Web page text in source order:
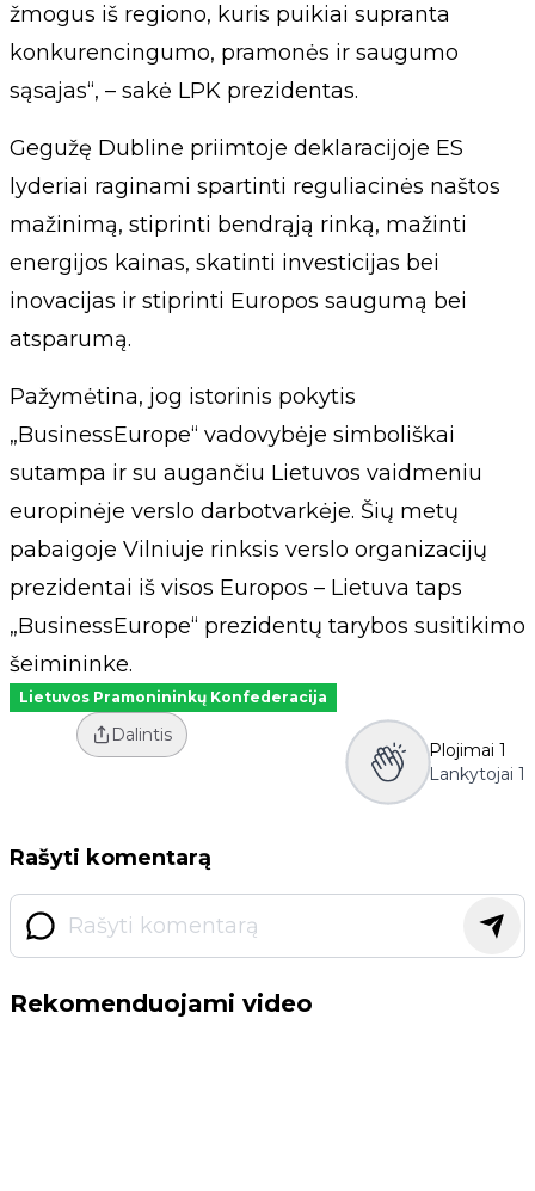
žmogus iš regiono, kuris puikiai supranta
konkurencingumo, pramonės ir saugumo
sąsajas“, – sakė LPK prezidentas.
Gegužę Dubline priimtoje deklaracijoje ES
lyderiai raginami spartinti reguliacinės naštos
mažinimą, stiprinti bendrąją rinką, mažinti
energijos kainas, skatinti investicijas bei
inovacijas ir stiprinti Europos saugumą bei
atsparumą.
Pažymėtina, jog istorinis pokytis
„BusinessEurope“ vadovybėje simboliškai
sutampa ir su augančiu Lietuvos vaidmeniu
europinėje verslo darbotvarkėje. Šių metų
pabaigoje Vilniuje rinksis verslo organizacijų
prezidentai iš visos Europos – Lietuva taps
„BusinessEurope“ prezidentų tarybos susitikimo
šeimininke.
Lietuvos Pramonininkų Konfederacija
Dalintis
Plojimai 1
Lankytojai 1
Rašyti komentarą
Rekomenduojami video